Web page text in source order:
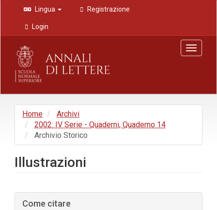
Navigazione
principale
Contenuto
principale
Barra
laterale
Lingua Registrazione
Login
Toggle
Home
Archivi
2002: IV Serie - Quaderni, Quaderno 14
Archivio Storico
Illustrazioni
Barra
Come citare